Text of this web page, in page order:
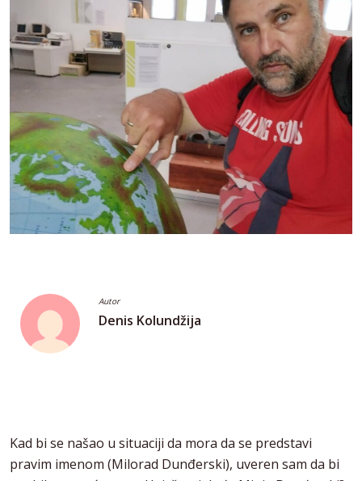
Autor
Denis Kolundžija
Kad bi se našao u situaciji da mora da se predstavi
pravim imenom (Milorad Dunđerski), uveren sam da bi